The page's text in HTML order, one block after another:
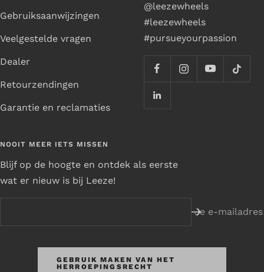
Gebruiksaanwijzingen
Veelgestelde vragen
Dealer
Retourzendingen
Garantie en reclamaties
@leezewheels
#leezewheels
#pursueyourpassion
NOOIT MEER IETS MISSEN
Blijf op de hoogte en ontdek als eerste
wat er nieuw is bij Leeze!
Je e-mailadres
GEBRUIK MAKEN VAN HET
HERROEPINGSRECHT